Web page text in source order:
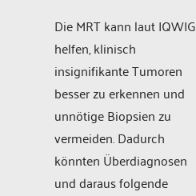
Die MRT kann laut IQWIG
helfen, klinisch
insignifikante Tumoren
besser zu erkennen und
unnötige Biopsien zu
vermeiden. Dadurch
könnten Überdiagnosen
und daraus folgende